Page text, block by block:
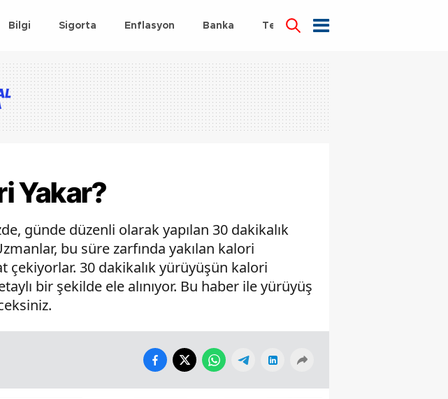
Bilgi Sigorta Enflasyon Banka Teknoloji
Yakar?
günde düzenli olarak yapılan 30 dakikalık
bu süre zarfında yakılan kalori
çekiyorlar. 30 dakikalık yürüyüşün kalori
bir şekilde ele alınıyor. Bu haber ile yürüyüş